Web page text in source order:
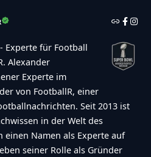
- Experte für Football
Alexander
Experte im
von FootballR, einer
Seit 2013 ist
in der Welt des
einen Namen als Experte auf
seiner Rolle als Gründer